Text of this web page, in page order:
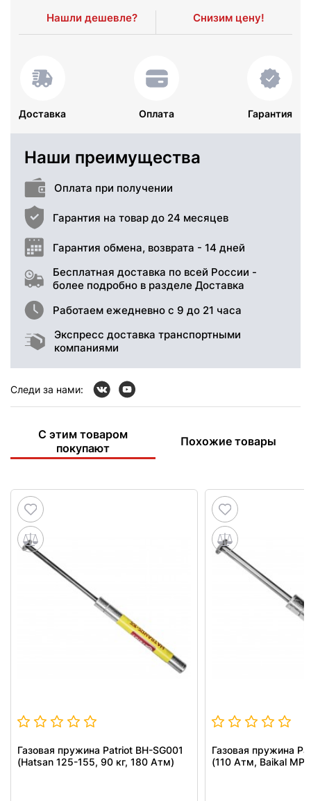
Нашли дешевле? Снизим цену!
Доставка Оплата Гарантия
Наши преимущества
Оплата при получении
Гарантия на товар до 24 месяцев
Гарантия обмена, возврата - 14 дней
Бесплатная доставка по всей России -
более подробно в разделе Доставка
Работаем ежедневно с 9 до 21 часа
Экспресс доставка транспортными
компаниями
Следи за нами:
С этим товаром
покупают
Похожие товары
Газовая пружина Patriot BH-SG001
(Hatsan 125-155, 90 кг, 180 Атм)
Газовая пружина
(110 Атм, Baikal МР